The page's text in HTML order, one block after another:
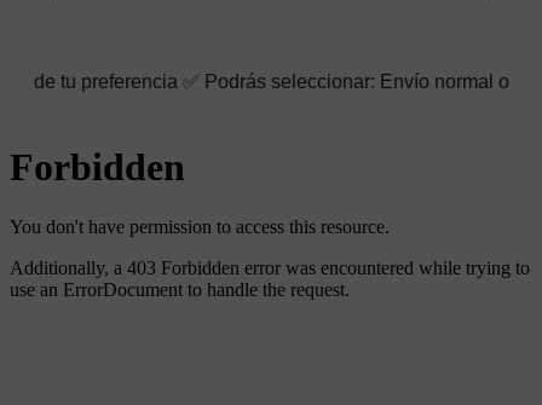
✅ Podrás seleccionar: Envío normal o rápido ☑️